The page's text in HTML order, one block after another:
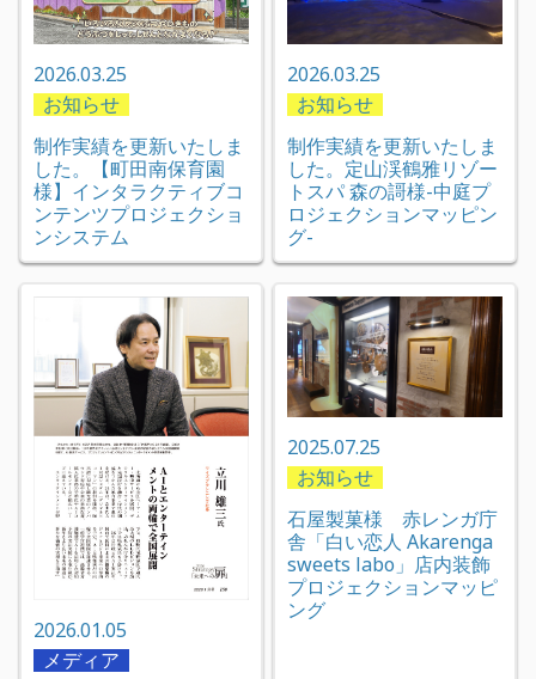
2026.03.25
お知らせ
制作実績を更新いたしま
した。【町田南保育園
様】インタラクティブコ
ンテンツプロジェクショ
ンシステム
2026.03.25
お知らせ
制作実績を更新いたしま
した。定山渓鶴雅リゾー
トスパ 森の謌様-中庭プ
ロジェクションマッピン
グ-
2026.01.05
メディア
2025.07.25
お知らせ
石屋製菓様 赤レンガ庁
舎「白い恋人 Akarenga
sweets labo」店内装飾
プロジェクションマッピ
ング